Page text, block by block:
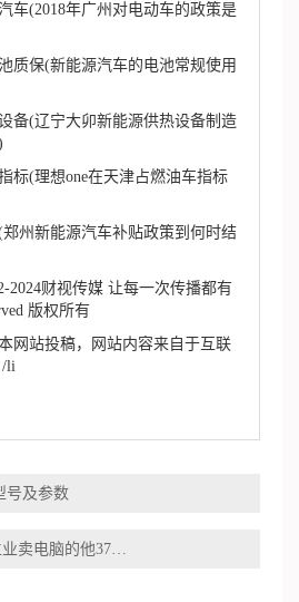
(2018年广州对电动车的政策是
保(新能源汽车的电池常规使用
(辽宁大卯新能源供热设备制造
(理想one在天津占燃油车指标
新能源汽车补贴政策到何时结
财视传媒 让每一次传播都有
版权所有
站投稿，网站内容来自于互联
/li
号及参数
专栏｜主业卖电脑的他37岁在职业联赛打进了处子球